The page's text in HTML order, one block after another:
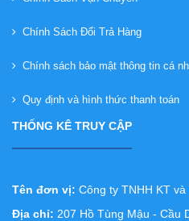
Chính Sách Đổi Trả Hàng
Chính sách bảo mật thông tin cá
Quy định và hình thức thanh toán
THỐNG KÊ TRUY CẬP
Tên đơn vị: Công ty TNHH KT
Địa chỉ: 207 Hồ Tùng Mậu - Cầu